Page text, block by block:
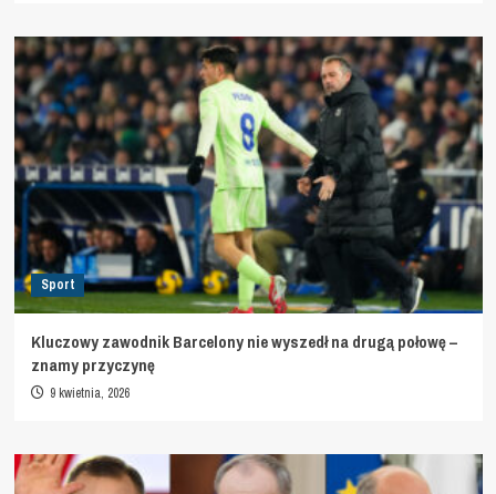
Sport
Kluczowy zawodnik Barcelony nie wyszedł na drugą połowę –
znamy przyczynę
9 kwietnia, 2026